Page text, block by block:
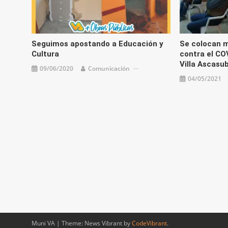
Seguimos apostando a Educación y
Cultura
09/06/2020 Comunicación
Se colocan
contra el
Villa
04/05/2021
Muni VA | Theme: News Vibrant byCodeVibrant.